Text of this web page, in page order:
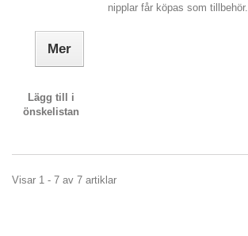
nipplar får köpas som tillbehör.
Mer
Lägg till i
önskelistan
Visar 1 - 7 av 7 artiklar